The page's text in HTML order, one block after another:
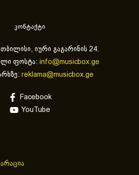
კონტაქტი
იური გაგარინის 24.
ფოსტა: info@musicbox.ge
reklama@musicbox.ge
Facebook
YouTube